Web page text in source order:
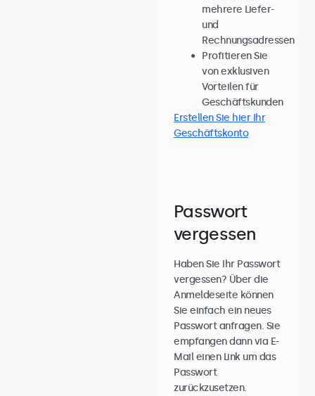
mehrere Liefer-
und
Rechnungsadressen
Profitieren Sie
von exklusiven
Vorteilen für
Geschäftskunden
Erstellen Sie hier Ihr
Geschäftskonto
Passwort
vergessen
Haben Sie Ihr Passwort
vergessen? Über die
Anmeldeseite können
Sie einfach ein neues
Passwort anfragen. Sie
empfangen dann via E-
Mail einen Link um das
Passwort
zurückzusetzen.